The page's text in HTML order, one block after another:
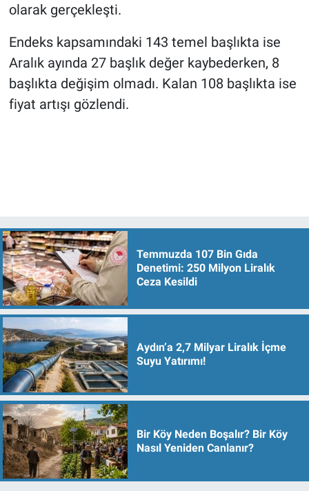
olarak gerçekleşti.
Endeks kapsamındaki 143 temel başlıkta ise
Aralık ayında 27 başlık değer kaybederken, 8
başlıkta değişim olmadı. Kalan 108 başlıkta ise
fiyat artışı gözlendi.
Temmuzda 107 Bin Gıda
Denetimi: 250 Milyon Liralık
Ceza Kesildi
Aydın’a 2,7 Milyar Liralık İçme
Suyu Yatırımı!
Bir Köy Neden Boşalır? Bir Köy
Nasıl Yeniden Canlanır?